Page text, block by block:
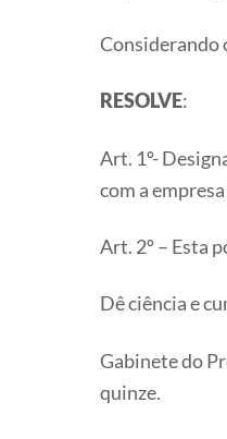
Considerando
RESOLVE:
Art. 1º-
com a
Art. 2º – Esta
Dê ciência e
Gabinete do
quinze.